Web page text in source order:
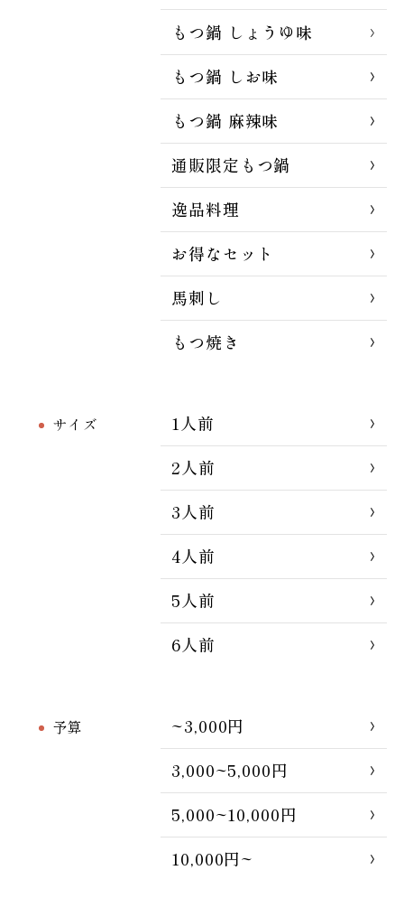
もつ鍋 しょうゆ味
もつ鍋 しお味
もつ鍋 麻辣味
通販限定もつ鍋
逸品料理
お得なセット
馬刺し
もつ焼き
サイズ
1人前
2人前
3人前
4人前
5人前
6人前
予算
~3,000円
3,000~5,000円
5,000~10,000円
10,000円~